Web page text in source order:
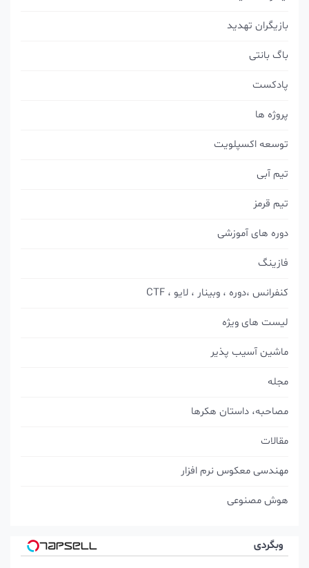
بازیگران تهدید
باگ بانتی
پادکست
پروژه ها
توسعه اکسپلویت
تیم آبی
تیم قرمز
دوره های آموزشی
فازینگ
کنفرانس ،دوره ، وبینار ، لایو ، CTF
لیست های ویژه
ماشین آسیب پذیر
مصاحبه، داستان هکرها
مقالات
مهندسی معکوس نرم افزار
هوش مصنوعی
وبگردی